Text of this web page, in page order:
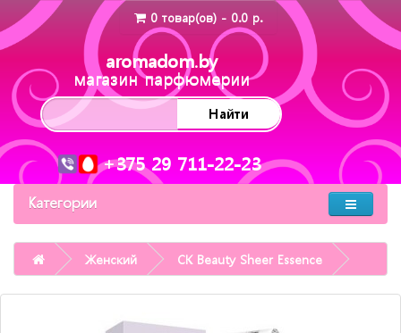
0 товар(ов) - 0.0 р.
aromadom.by
магазин парфюмерии
Найти
+375 29 711-22-23
Категории
Женский CK Beauty Sheer Essence